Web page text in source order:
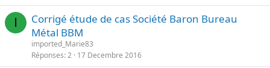
I
Corrigé étude de cas Société Baron Bureau
Métal BBM
imported_Marie83
Réponses 2 17 Decembre 2016